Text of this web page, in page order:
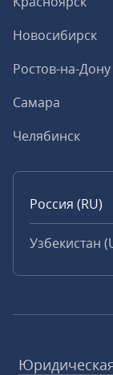
Новосибирск
Ростов-на-Дону
Самара
Челябинск
Россия (RU)
Узбекистан